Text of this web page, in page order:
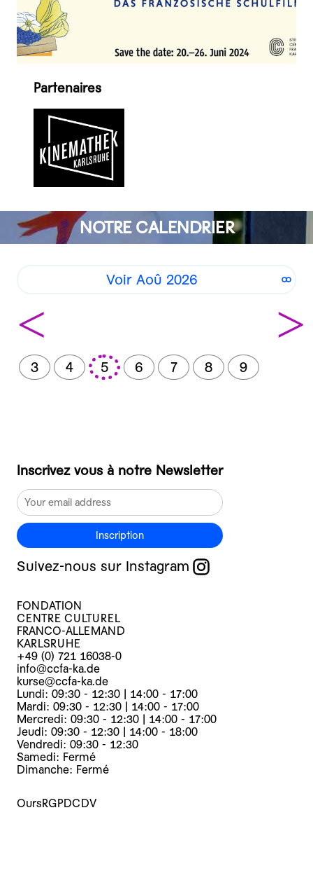
Partenaires
NOTRE CALENDRIER
Voir Aoû 2026
< >
3 4 5 6 7 8 9
Inscrivez vous à notre Newsletter
Inscription
Suivez-nous sur Instagram
FONDATION
CENTRE CULTUREL
FRANCO-ALLEMAND
KARLSRUHE
+49 (0) 721 16038-0
info@ccfa-ka.de
kurse@ccfa-ka.de
Lundi: 09:30 - 12:30 | 14:00 - 17:00
Mardi: 09:30 - 12:30 | 14:00 - 17:00
Mercredi: 09:30 - 12:30 | 14:00 - 17:00
Jeudi: 09:30 - 12:30 | 14:00 - 18:00
Vendredi: 09:30 - 12:30
Samedi: Fermé
Dimanche: Fermé
OursRGPDCDV